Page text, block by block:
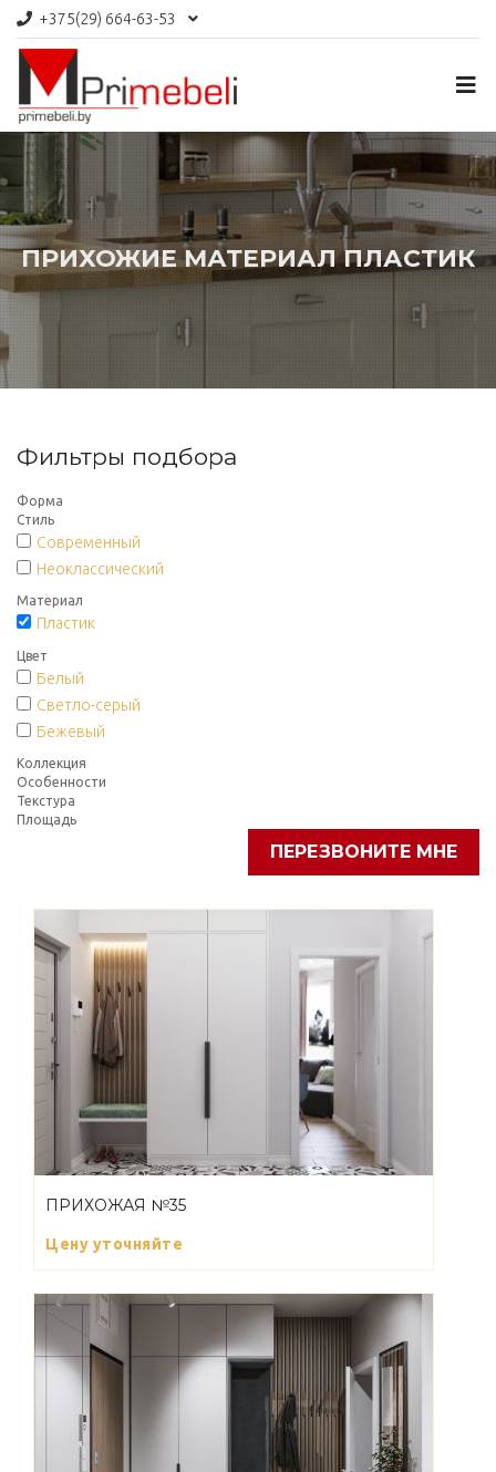
+375(29) 664-63-53
ПРИХОЖИЕ МАТЕРИАЛ ПЛАСТИК
Фильтры подбора
Форма
Стиль
Современный
Неоклассический
Материал
Пластик
Цвет
Белый
Светло-серый
Бежевый
Коллекция
Особенности
Текстура
Площадь
ПЕРЕЗВОНИТЕ МНЕ
ПРИХОЖАЯ №35
Цену уточняйте